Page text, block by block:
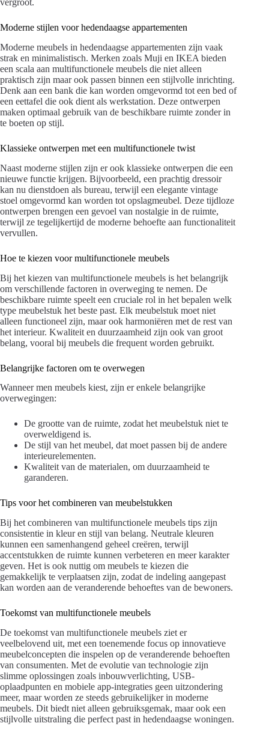
vergroot.
Moderne stijlen voor hedendaagse appartementen
Moderne meubels in hedendaagse appartementen zijn vaak
strak en minimalistisch. Merken zoals Muji en IKEA bieden
een scala aan multifunctionele meubels die niet alleen
praktisch zijn maar ook passen binnen een stijlvolle inrichting.
Denk aan een bank die kan worden omgevormd tot een bed of
een eettafel die ook dient als werkstation. Deze ontwerpen
maken optimaal gebruik van de beschikbare ruimte zonder in
te boeten op stijl.
Klassieke ontwerpen met een multifunctionele twist
Naast moderne stijlen zijn er ook klassieke ontwerpen die een
nieuwe functie krijgen. Bijvoorbeeld, een prachtig dressoir
kan nu dienstdoen als bureau, terwijl een elegante vintage
stoel omgevormd kan worden tot opslagmeubel. Deze tijdloze
ontwerpen brengen een gevoel van nostalgie in de ruimte,
terwijl ze tegelijkertijd de moderne behoefte aan functionaliteit
vervullen.
Hoe te kiezen voor multifunctionele meubels
Bij het kiezen van multifunctionele meubels is het belangrijk
om verschillende factoren in overweging te nemen. De
beschikbare ruimte speelt een cruciale rol in het bepalen welk
type meubelstuk het beste past. Elk meubelstuk moet niet
alleen functioneel zijn, maar ook harmoniëren met de rest van
het interieur. Kwaliteit en duurzaamheid zijn ook van groot
belang, vooral bij meubels die frequent worden gebruikt.
Belangrijke factoren om te overwegen
Wanneer men meubels kiest, zijn er enkele belangrijke
overwegingen:
De grootte van de ruimte, zodat het meubelstuk niet te
overweldigend is.
De stijl van het meubel, dat moet passen bij de andere
interieurelementen.
Kwaliteit van de materialen, om duurzaamheid te
garanderen.
Tips voor het combineren van meubelstukken
Bij het combineren van multifunctionele meubels tips zijn
consistentie in kleur en stijl van belang. Neutrale kleuren
kunnen een samenhangend geheel creëren, terwijl
accentstukken de ruimte kunnen verbeteren en meer karakter
geven. Het is ook nuttig om meubels te kiezen die
gemakkelijk te verplaatsen zijn, zodat de indeling aangepast
kan worden aan de veranderende behoeftes van de bewoners.
Toekomst van multifunctionele meubels
De toekomst van multifunctionele meubels ziet er
veelbelovend uit, met een toenemende focus op innovatieve
meubelconcepten die inspelen op de veranderende behoeften
van consumenten. Met de evolutie van technologie zijn
slimme oplossingen zoals inbouwverlichting, USB-
oplaadpunten en mobiele app-integraties geen uitzondering
meer, maar worden ze steeds gebruikelijker in moderne
meubels. Dit biedt niet alleen gebruiksgemak, maar ook een
stijlvolle uitstraling die perfect past in hedendaagse woningen.